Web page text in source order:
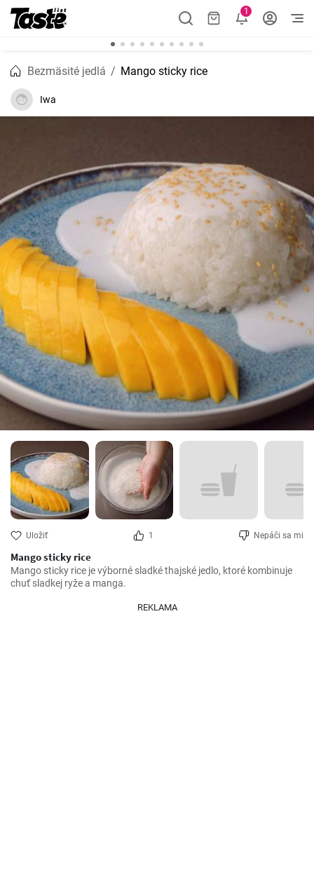
1
Bezmäsité jedlá Mango sticky rice
Iwa
Uložiť 1 Nepáči sa mi
Mango sticky rice
Mango sticky rice je výborné sladké thajské jedlo, ktoré kombinuje
chuť sladkej ryže a manga.
REKLAMA